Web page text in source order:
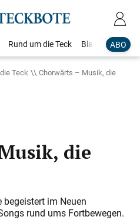
ABO
Rund um die Teck Blaulicht
Teck
Chorwärts – Musik, die
die
begeistert im Neuen
rund ums Fortbewegen.